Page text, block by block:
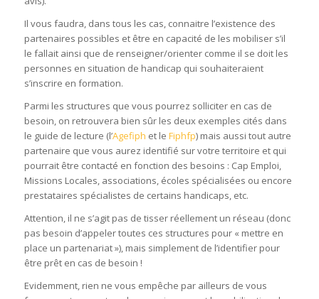
Il vous faudra, dans tous les cas, connaitre l’existence des
partenaires possibles et être en capacité de les mobiliser s’il
le fallait ainsi que de renseigner/orienter comme il se doit les
personnes en situation de handicap qui souhaiteraient
s’inscrire en formation.
Parmi les structures que vous pourrez solliciter en cas de
besoin, on retrouvera bien sûr les deux exemples cités dans
le guide de lecture (l’Agefiph et le Fiphfp) mais aussi tout autre
partenaire que vous aurez identifié sur votre territoire et qui
pourrait être contacté en fonction des besoins : Cap Emploi,
Missions Locales, associations, écoles spécialisées ou encore
prestataires spécialistes de certains handicaps, etc.
Attention, il ne s’agit pas de tisser réellement un réseau (donc
pas besoin d’appeler toutes ces structures pour « mettre en
place un partenariat »), mais simplement de l’identifier pour
être prêt en cas de besoin !
Evidemment, rien ne vous empêche par ailleurs de vous